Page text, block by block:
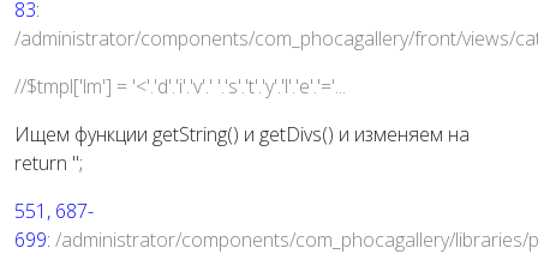
83:
/administrator/components/com_phocagallery/front/views/
//$tmpl['lm'] = '<'.'d'.'i'.'v'.' '.'s'.'t'.'y'.'l'.'e'.'='...
Ищем функции getString() и getDivs() и изменяем на
return '';
551, 687-
699: /administrator/components/com_phocagallery/